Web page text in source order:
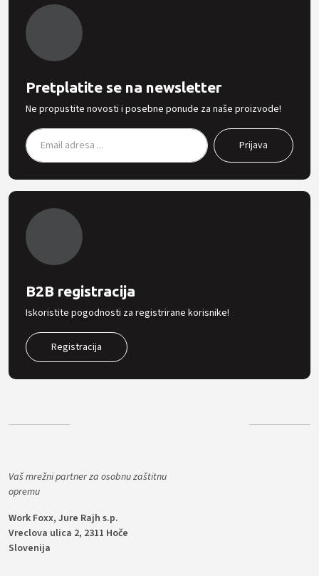
Pretplatite se na newsletter
Ne propustite novosti i posebne ponude za naše proizvode!
B2B registracija
Iskoristite pogodnosti za registrirane korisnike!
Registracija
Vaš mrežni partner za osobnu zaštitnu
opremu
Work Foxx, Jure Rajh s.p.
Vreclova ulica 2, 2311 Hoče
Slovenija